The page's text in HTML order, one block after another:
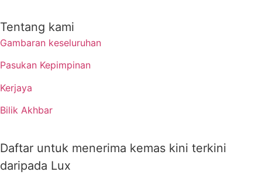
Tentang kami
Gambaran keseluruhan
Pasukan Kepimpinan
Kerjaya
Bilik Akhbar
Daftar untuk menerima kemas kini terkini
daripada Lux